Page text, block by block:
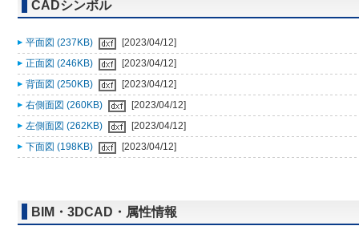
CADシンボル
平面図 (237KB)
[2023/04/12]
正面図 (246KB)
[2023/04/12]
背面図 (250KB)
[2023/04/12]
右側面図 (260KB)
[2023/04/12]
左側面図 (262KB)
[2023/04/12]
下面図 (198KB)
[2023/04/12]
BIM・3DCAD・属性情報